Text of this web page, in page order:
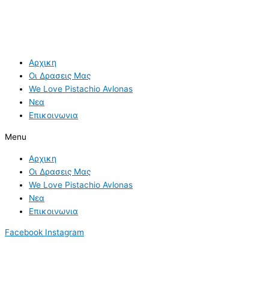
Αρχικη
Οι Δρασεις Μας
We Love Pistachio Avlonas
Νεα
Επικοινωνια
Menu
Αρχικη
Οι Δρασεις Μας
We Love Pistachio Avlonas
Νεα
Επικοινωνια
Facebook Instagram